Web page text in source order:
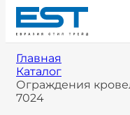
Главная
Каталог
Ограждения
7024